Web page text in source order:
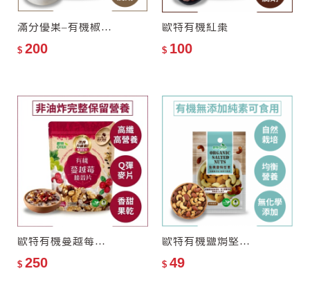
滿分優果–有機椒鹽堅果
$ 200
歐特有機紅棗
$ 100
歐特有機蔓越莓脆穀片
$ 250
歐特有機鹽焗堅果(隨手包)
$ 49